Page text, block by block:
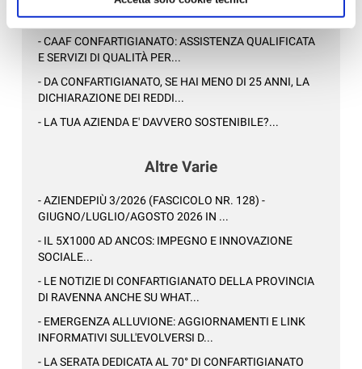
GROUP INSIEME PER UN BENESSE...
- CAAF CONFARTIGIANATO: ASSISTENZA QUALIFICATA
E SERVIZI DI QUALITÀ PER...
- DA CONFARTIGIANATO, SE HAI MENO DI 25 ANNI, LA
DICHIARAZIONE DEI REDDI...
- LA TUA AZIENDA E' DAVVERO SOSTENIBILE?...
Altre Varie
- AZIENDEPIÙ 3/2026 (FASCICOLO NR. 128) -
GIUGNO/LUGLIO/AGOSTO 2026 IN ...
- IL 5X1000 AD ANCOS: IMPEGNO E INNOVAZIONE
SOCIALE...
- LE NOTIZIE DI CONFARTIGIANATO DELLA PROVINCIA
DI RAVENNA ANCHE SU WHAT...
- EMERGENZA ALLUVIONE: AGGIORNAMENTI E LINK
INFORMATIVI SULL'EVOLVERSI D...
- LA SERATA DEDICATA AL 70° DI CONFARTIGIANATO